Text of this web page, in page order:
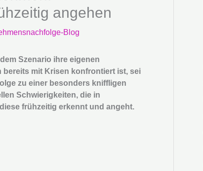
angehen
Blog
Szenario ihre eigenen
mit Krisen konfrontiert ist, sei
zu einer besonders kniffligen
Schwierigkeiten, die in
frühzeitig erkennt und angeht.